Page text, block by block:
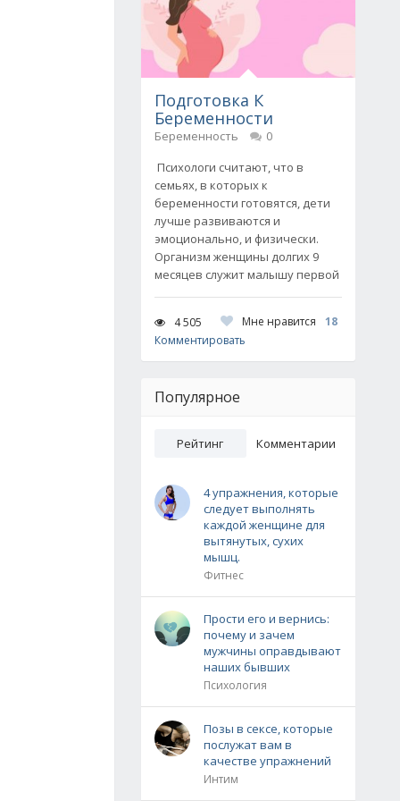
Подготовка К
Беременности
Беременность
0
Психологи считают, что в
семьях, в которых к
беременности готовятся, дети
лучше развиваются и
эмоционально, и физически.
Организм женщины долгих 9
месяцев служит малышу первой
4 505 Мне нравится
18
Комментировать
Популярное
Рейтинг Комментарии
4 упражнения, которые
следует выполнять
каждой женщине для
вытянутых, сухих
мышц.
Фитнес
Прости его и вернись:
почему и зачем
мужчины оправдывают
наших бывших
Психология
Позы в сексе, которые
послужат вам в
качестве упражнений
Интим